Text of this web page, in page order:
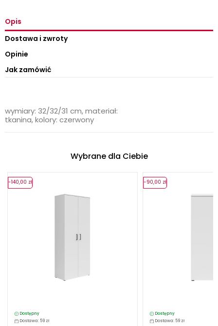
Opis
Dostawa i zwroty
Opinie
Jak zamówić
wymiary: 32/32/31 cm, materiał:
tkanina, kolory: czerwony
Wybrane dla Ciebie
Dostępny
Dostawa: 59 zł
-140,00 zł
Dostępny
Dostawa: 59 zł
-90,00 zł